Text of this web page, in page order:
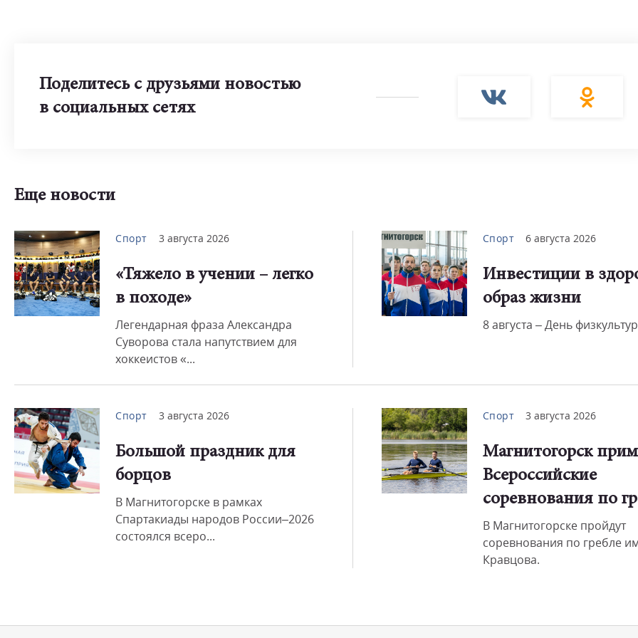
Поделитесь с друзьями новостью
в социальных сетях
Еще новости
Спорт 3 августа 2026
«Тяжело в учении – легко
в походе»
Легендарная фраза Александра
Суворова стала напутствием для
хоккеистов «...
Спорт 6 августа 2026
Инвестиции в
образ жизни
8 августа – День
Спорт 3 августа 2026
Большой праздник для
борцов
В Магнитогорске в рамках
Спартакиады народов России–2026
состоялся всеро...
Спорт 3 августа 2026
Магнитогорск
Всероссийские
соревнования по
В Магнитогорске пройдут
соревнования по гребле
Кравцова.